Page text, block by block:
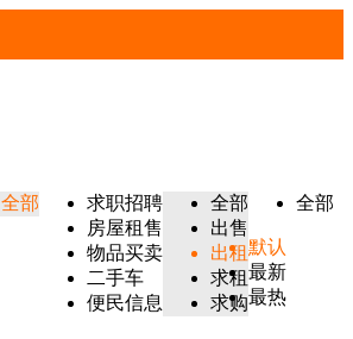
全部
求职招聘
房屋租售
物品买卖
二手车
便民信息
全部
出售
出租
求租
求购
全部
默认
最新
最热